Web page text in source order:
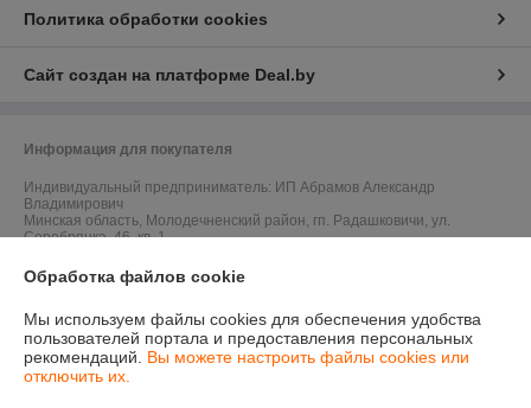
Политика обработки cookies
Сайт создан на платформе Deal.by
Информация для покупателя
Индивидуальный предприниматель: ИП Абрамов Александр
Владимирович
Минская область, Молодечненский район, гп. Радашковичи, ул.
Серебрянка, 46, кв. 1
Регистрационный номер ЕГР: 691899864
УНП: 691899864
Регистрационный орган: Молодечненским райисполкомом
Обработка файлов cookie
Мы используем файлы cookies для обеспечения удобства
пользователей портала и предоставления персональных
рекомендаций. Вы можете настроить файлы cookies или
отключить их.